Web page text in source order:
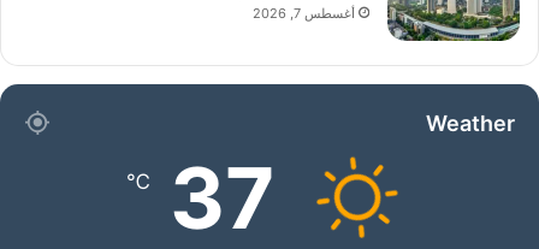
أغسطس 7, 2026
Weather
37
℃